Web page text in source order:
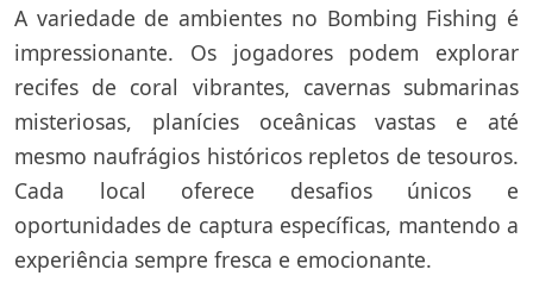
A variedade de ambientes no Bombing Fishing é
impressionante. Os jogadores podem explorar
recifes de coral vibrantes, cavernas submarinas
misteriosas, planícies oceânicas vastas e até
mesmo naufrágios históricos repletos de tesouros.
Cada local oferece desafios únicos e
oportunidades de captura específicas, mantendo a
experiência sempre fresca e emocionante.